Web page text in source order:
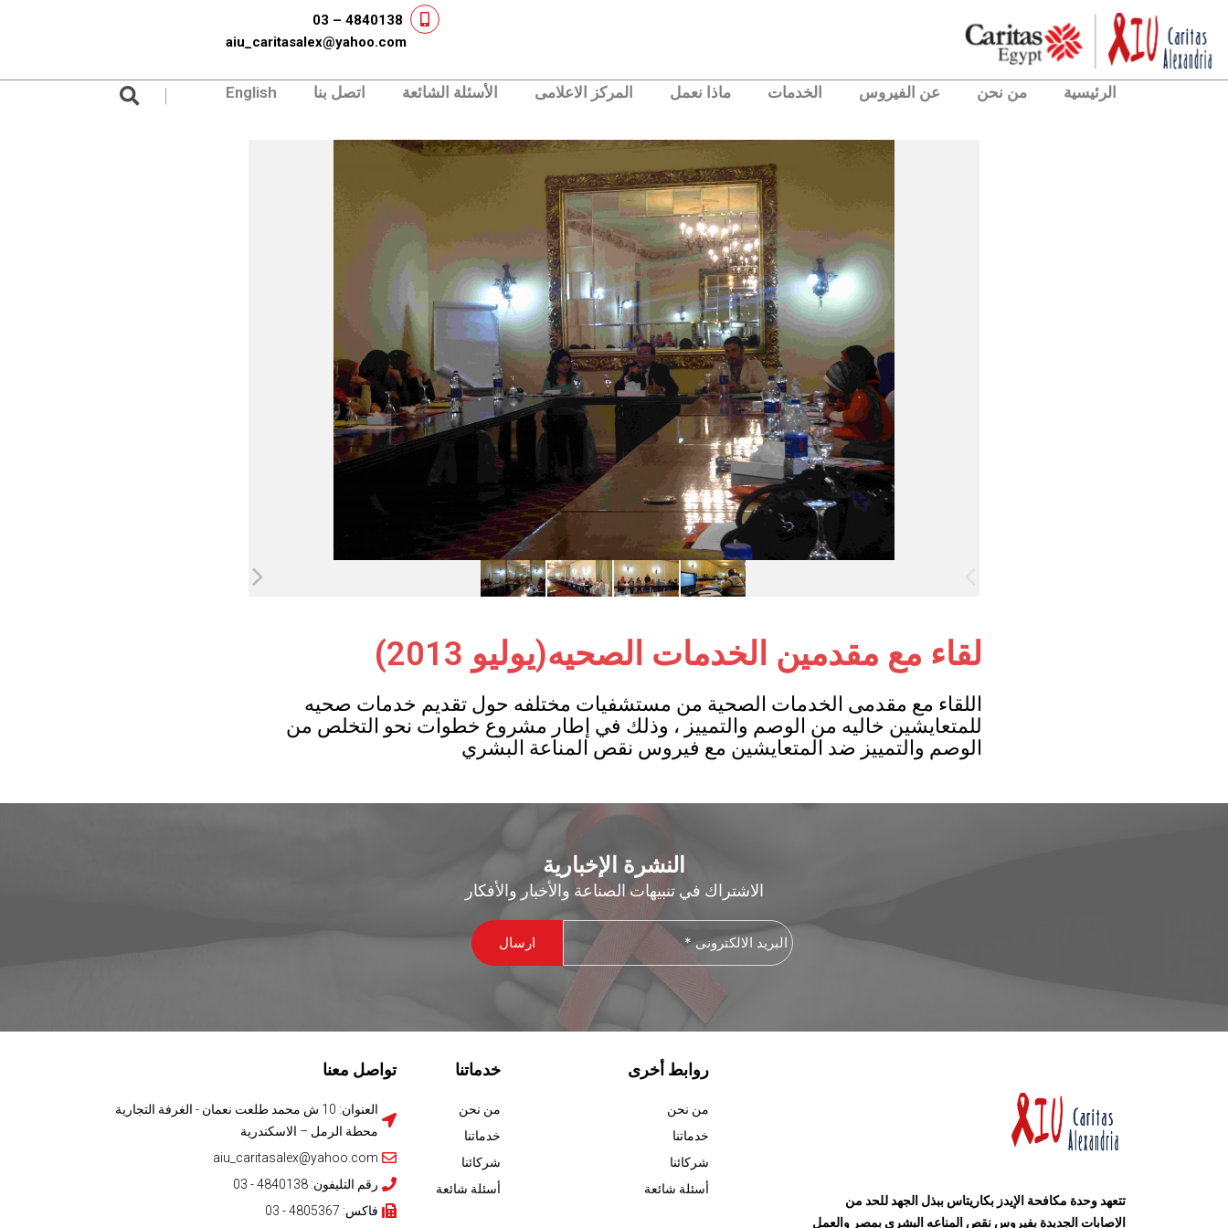
M
o
e
-
t
aiu_caritasalex@yahoo.com
الرئيسية من نحن عن الفيروس الخدمات ماذا نعمل المركز الاعلامى الأسئلة الشائعة اتصل بنا English
Search
لقاء مع مقدمين الخدمات الصحيه(يوليو 2013)
اللقاء مع مقدمى الخدمات الصحية من مستشفيات مختلفه حول تقديم خدمات صحيه
للمتعايشين خاليه من الوصم والتمييز ، وذلك في إطار مشروع خطوات نحو التخلص من
الوصم والتمييز ضد المتعايشين مع فيروس نقص المناعة البشري
النشرة الإخبارية
الاشتراك في تنبيهات الصناعة والأخبار والأفكار
الالكترونى
*
تتعهد وحدة مكافحة الإيدز بكاريتاس ببذل الجهد للحد من
الإصابات الجديدة بفيروس نقص المناعه البشري بمصر والعمل
روابط أخرى
من نحن
خدماتنا
شركائنا
أسئلة شائعة
خدماتنا
من نحن
خدماتنا
شركائنا
أسئلة شائعة
تواصل معنا
العنوان: 10 ش محمد طلعت نعمان - الغرفة التجارية
محطة الرمل – الاسكندرية
aiu_caritasalex@yahoo.com
رقم التليفون: 4840138 - 03
فاكس: 4805367 - 03